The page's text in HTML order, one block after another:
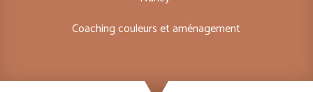
Coaching couleurs et aménagement